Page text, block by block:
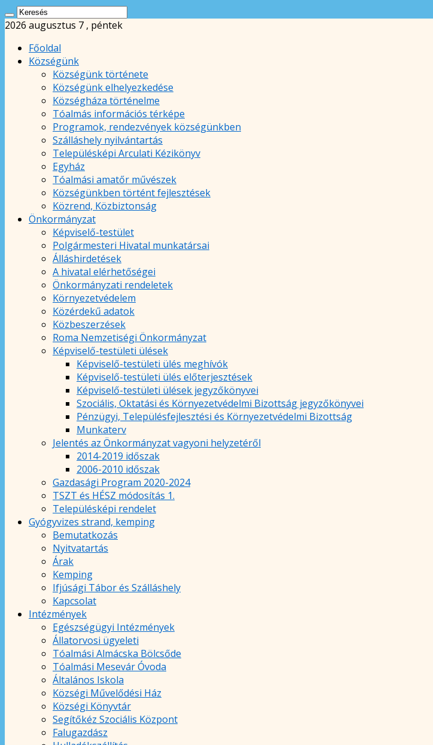
2026 augusztus 7 , péntek
Főoldal
Községünk
Községünk története
Községünk elhelyezkedése
Községháza történelme
Tóalmás információs térképe
Programok, rendezvények községünkben
Szálláshely nyilvántartás
Településképi Arculati Kézikönyv
Egyház
Tóalmási amatőr művészek
Községünkben történt fejlesztések
Közrend, Közbiztonság
Önkormányzat
Képviselő-testület
Polgármesteri Hivatal munkatársai
Álláshirdetések
A hivatal elérhetőségei
Önkormányzati rendeletek
Környezetvédelem
Közérdekű adatok
Közbeszerzések
Roma Nemzetiségi Önkormányzat
Képviselő-testületi ülések
Képviselő-testületi ülés meghívók
Képviselő-testületi ülés előterjesztések
Képviselő-testületi ülések jegyzőkönyvei
Szociális, Oktatási és Környezetvédelmi Bizottság jegyzőkönyvei
Pénzügyi, Településfejlesztési és Környezetvédelmi Bizottság
Munkaterv
Jelentés az Önkormányzat vagyoni helyzetéről
2014-2019 időszak
2006-2010 időszak
Gazdasági Program 2020-2024
TSZT és HÉSZ módosítás 1.
Településképi rendelet
Gyógyvizes strand, kemping
Bemutatkozás
Nyitvatartás
Árak
Kemping
Ifjúsági Tábor és Szálláshely
Kapcsolat
Intézmények
Egészségügyi Intézmények
Állatorvosi ügyeleti
Tóalmási Almácska Bölcsőde
Tóalmási Mesevár Óvoda
Általános Iskola
Községi Művelődési Ház
Községi Könyvtár
Segítőkéz Szociális Központ
Falugazdász